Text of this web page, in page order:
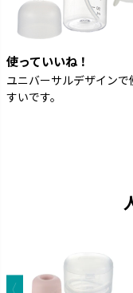
使っていいね！
ユニバーサルデザインで
すいです。